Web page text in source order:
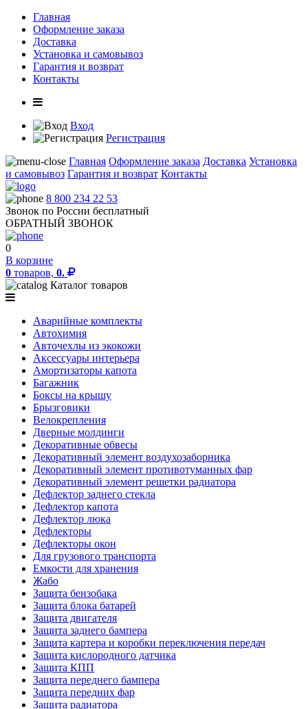
Главная
Оформление заказа
Доставка
Установка и самовывоз
Гарантия и возврат
Контакты
Вход
Регистрация
Главная Оформление заказа Доставка Установка
и самовывоз Гарантия и возврат Контакты
8 800 234 22 53
Звонок по России бесплатный
ОБРАТНЫЙ ЗВОНОК
0
В корзине
0 товаров, 0.
Каталог товаров
Аварийные комплекты
Автохимия
Авточехлы из экокожи
Аксессуары интерьера
Амортизаторы капота
Багажник
Боксы на крышу
Брызговики
Велокрепления
Дверные молдинги
Декоративные обвесы
Декоративный элемент воздухозаборника
Декоративный элемент противотуманных фар
Декоративный элемент решетки радиатора
Дефлектор заднего стекла
Дефлектор капота
Дефлектор люка
Дефлекторы
Дефлекторы окон
Для грузового транспорта
Емкости для хранения
Жабо
Защита бензобака
Защита блока батарей
Защита двигателя
Защита заднего бампера
Защита картера и коробки переключения передач
Защита кислородного датчика
Защита КПП
Защита переднего бампера
Защита передних фар
Защита радиатора